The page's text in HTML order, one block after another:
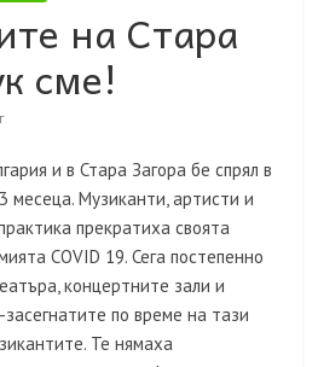
на Стара
сме!
и в Стара Загора бе спрял в
месеца. Музиканти, артисти и
прекратиха своята
COVID 19. Сега постепенно
концертните зали и
по време на тази
Те нямаха